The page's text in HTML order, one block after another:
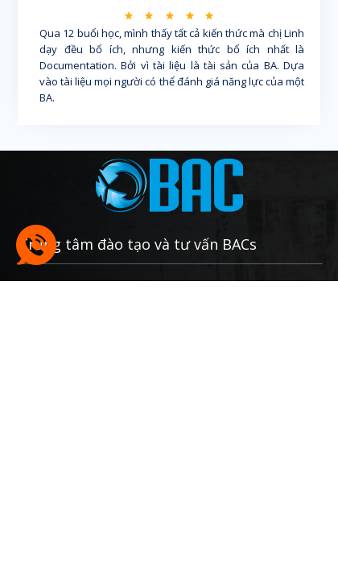
Qua 12 buổi học, mình thấy tất cả kiến thức mà chị Linh
dạy đều bổ ích, nhưng kiến thức bổ ích nhất là
Documentation. Bởi vì tài liệu là tài sản của BA. Dựa
vào tài liệu mọi người có thể đánh giá năng lực của một
BA.
Trung tâm đào tạo và tư vấn BACs